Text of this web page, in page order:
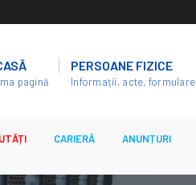
pagină
PERSOANE FIZICE
Informații, acte, formulare
CARIERĂ ANUNȚURI